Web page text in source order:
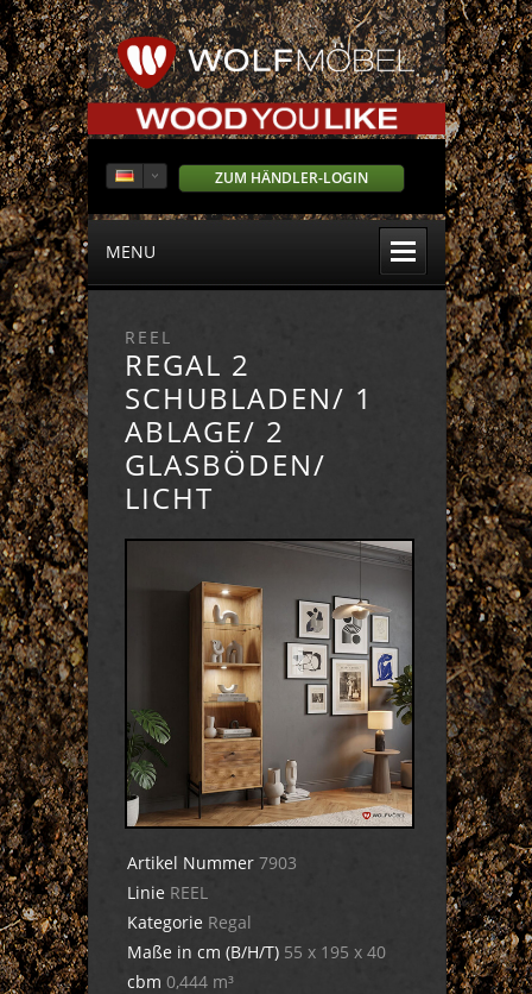
ZUM HÄNDLER-LOGIN
MENU
REEL
REGAL 2
SCHUBLADEN/ 1
ABLAGE/ 2
GLASBÖDEN/
LICHT
Artikel Nummer 7903
Linie REEL
Kategorie Regal
Maße in cm (B/H/T) 55 x 195 x 40
cbm 0,444 m³